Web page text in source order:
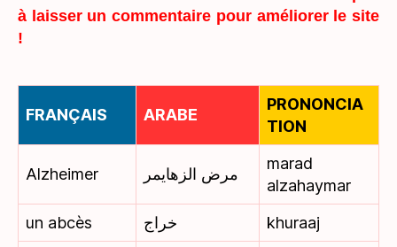
à laisser un commentaire pour améliorer le site
!
FRANÇAIS ARABE
PRONONCIA
TION
Alzheimer مرض الزهايمر
marad
alzahaymar
un abcès
خراج
khuraaj